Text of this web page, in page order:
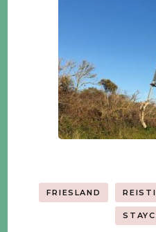
FRIESLAND